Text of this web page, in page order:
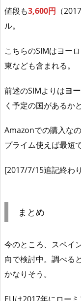
値段も3,600円 （
ル。
こちらのSIMはヨー
東なども含まれる。
前述のSIMよりはヨ
く予定の国があるか
Amazonでの購入な
プライム使えば最短
[2017/7/15追記終わ
まとめ
今のところ、スペイ
向で検討中。調べる
かなりそう。